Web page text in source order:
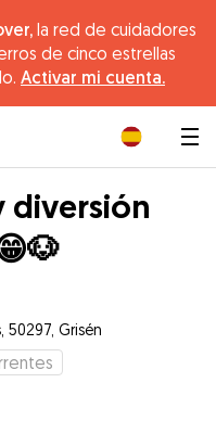
la red de cuidadores
de cinco estrellas
Activar mi cuenta.
diversión
50297, Grisén